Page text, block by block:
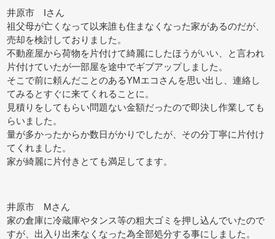
井原市 Iさん
祖父母が亡くなって以来誰も住まなくなった家があるのだが、
売却を検討しておりました。
不動産屋から荷物を片付けて綺麗にしたほうがいい、と言われ
片付けていたが一部屋を途中でギブアップしました。
そこで前に頼んだことのあるYMエコさんを思い出し、連絡し
てみるとすぐに来てくれることに。
見積りをしてもらい問題ない金額だったので即決し作業しても
らいました。
量が多かったからか数日がかりでしたが、その分丁寧に片付け
てくれました。
家が綺麗に片付きとても満足してます。
井原市 Mさん
家の倉庫に冷蔵庫やタンス等の粗大ゴミを押し込んでいたので
すが、出入り出来なくなった為全部処分する事にしました。